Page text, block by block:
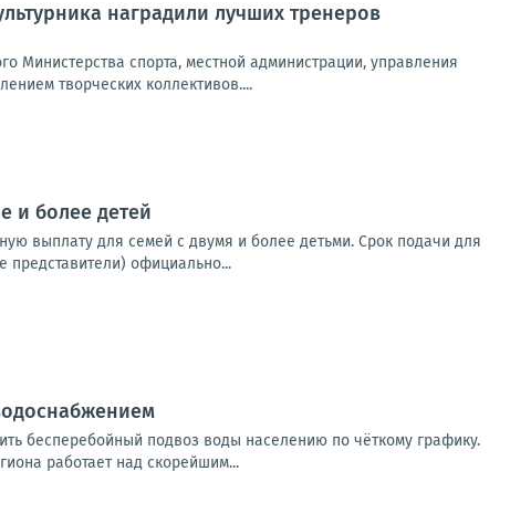
наградили лучших тренеров
Министерства спорта, местной администрации, управления
творческих коллективов....
и более детей
выплату для семей с двумя и более детьми. Срок подачи для
представители) официально...
бесперебойный подвоз воды населению по чёткому графику.
работает над скорейшим...